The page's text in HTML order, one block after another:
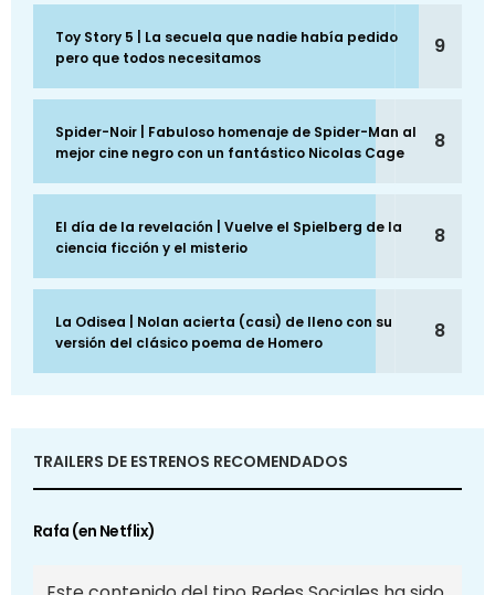
Toy Story 5 | La secuela que nadie había pedido
pero que todos necesitamos
9
Spider-Noir | Fabuloso homenaje de Spider-Man al
mejor cine negro con un fantástico Nicolas Cage
8
El día de la revelación | Vuelve el Spielberg de la
ciencia ficción y el misterio
8
La Odisea | Nolan acierta (casi) de lleno con su
versión del clásico poema de Homero
8
TRAILERS DE ESTRENOS RECOMENDADOS
Rafa (en Netflix)